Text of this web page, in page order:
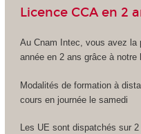
Licence CCA en 2
Au Cnam Intec, vous avez la
année en 2 ans grâce à notre
Modalités de formation à
cours en journée le samedi
Les UE sont dispatchés sur